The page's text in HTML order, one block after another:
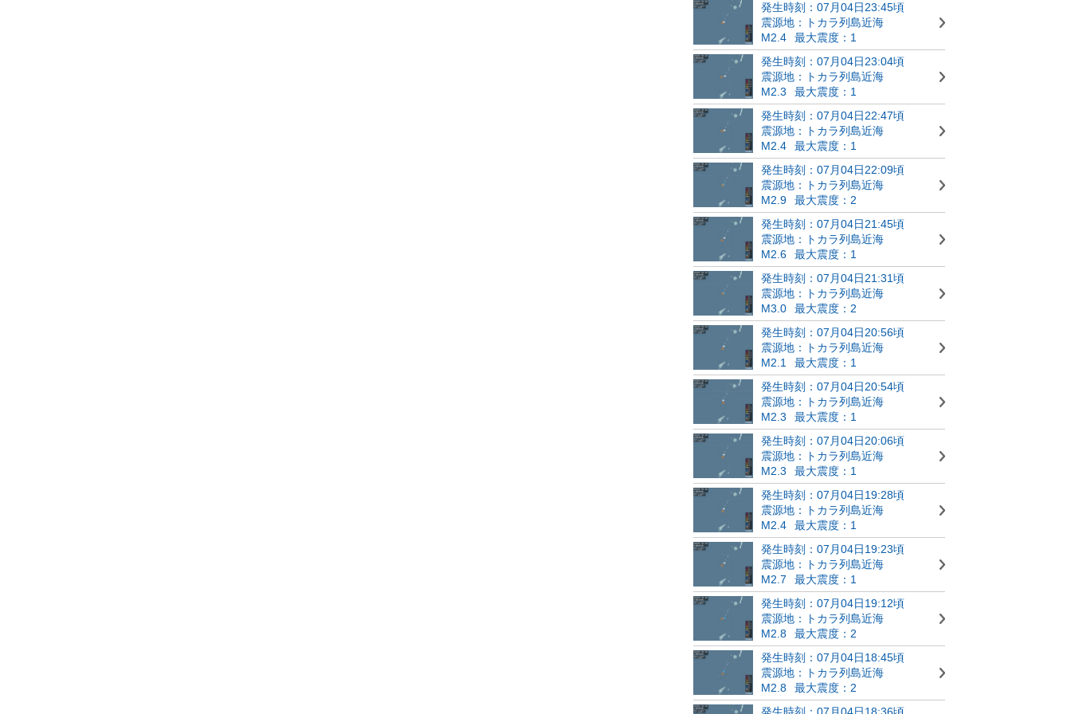
発生時刻：07月04日23:45頃
震源地：トカラ列島近海
M2.4
最大震度：1
発生時刻：07月04日23:04頃
震源地：トカラ列島近海
M2.3
最大震度：1
発生時刻：07月04日22:47頃
震源地：トカラ列島近海
M2.4
最大震度：1
発生時刻：07月04日22:09頃
震源地：トカラ列島近海
M2.9
最大震度：2
発生時刻：07月04日21:45頃
震源地：トカラ列島近海
M2.6
最大震度：1
発生時刻：07月04日21:31頃
震源地：トカラ列島近海
M3.0
最大震度：2
発生時刻：07月04日20:56頃
震源地：トカラ列島近海
M2.1
最大震度：1
発生時刻：07月04日20:54頃
震源地：トカラ列島近海
M2.3
最大震度：1
発生時刻：07月04日20:06頃
震源地：トカラ列島近海
M2.3
最大震度：1
発生時刻：07月04日19:28頃
震源地：トカラ列島近海
M2.4
最大震度：1
発生時刻：07月04日19:23頃
震源地：トカラ列島近海
M2.7
最大震度：1
発生時刻：07月04日19:12頃
震源地：トカラ列島近海
M2.8
最大震度：2
発生時刻：07月04日18:45頃
震源地：トカラ列島近海
M2.8
最大震度：2
発生時刻：07月04日18:36頃